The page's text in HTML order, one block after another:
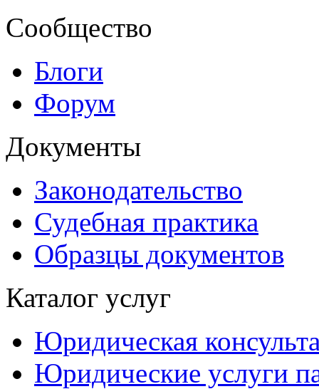
Сообщество
Блоги
Форум
Документы
Законодательство
Судебная практика
Образцы документов
Каталог услуг
Юридическая
Юридические услуги